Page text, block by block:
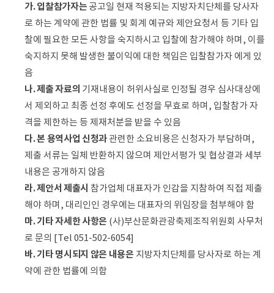
가. 입찰참가자는 공고일 현재 적용되는 지방자치단체를 당사자
로 하는 계약에 관한 법률 및 회계 예규와 제안요청서 등 기타 입
찰에 필요한 모든 사항을 숙지하시고 입찰에 참가해야 하며, 이를
숙지하지 못해 발생한 불이익에 대한 책임은 입찰참가자 에게 있
음
나. 제출 자료의 기재내용이 허위사실로 인정될 경우 심사대상에
서 제외하고 최종 선정 후에도 선정을 무효로 하며, 입찰참가 자
격을 제한하는 등 제재처분을 받을 수 있음
다. 본 용역사업 신청과관련한 소요비용은 신청자가 부담하며,
제출 서류는 일체 반환하지 않으며 제안서평가 및 협상결과 세부
내용은 공개하지 않음
라. 제안서 제출시 참가업체 대표자가 인감을 지참하여 직접 제출
해야 하며, 대리인인 경우에는 대표자의 위임장을 첨부해야 함
마. 기타 자세한 사항은 (사)부산문화관광축제조직위원회 사무처
로 문의 [Tel 051-502-6054]
바. 기타 명시되지 않은 내용은지방자치단체를 당사자로 하는 계
약에 관한 법률에 의함